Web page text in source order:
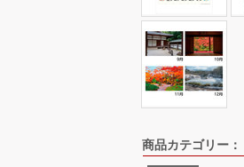
商品カテゴリー：